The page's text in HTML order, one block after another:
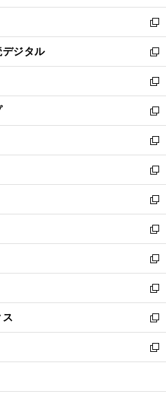
開
く
ウ
で
開
く
ン
ド
ウ
で
開
く
ウ
ィ
ン
ド
ウ
で
開
く
新
し
い
ウ
ィ
ン
ド
ウ
で
開
く
ジタル
新
し
い
ウ
ィ
ン
ド
ウ
で
開
く
新
し
い
ウ
ィ
ン
ド
ウ
で
開
く
新
し
い
ウ
ィ
ン
ド
ウ
で
開
く
新
し
い
ウ
ィ
ン
ド
ウ
で
開
く
新
し
い
ウ
ィ
ン
ド
ウ
で
開
く
新
し
い
ウ
ィ
ン
ド
ウ
で
開
く
新
し
い
ウ
ィ
ン
ド
ウ
で
開
新
し
い
ウ
ィ
ン
ド
ウ
開
新
し
い
ウ
ィ
ン
ウ
新
し
い
ウ
ン
新
し
ウ